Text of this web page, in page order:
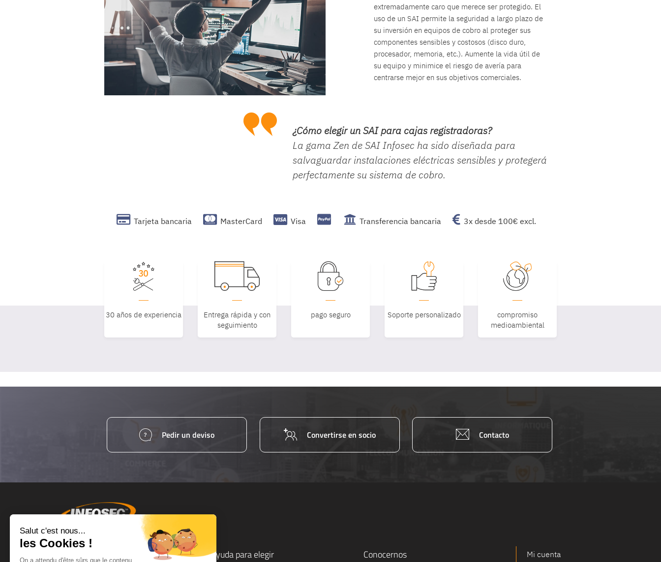
extremadamente caro que merece ser protegido. El
uso de un SAI permite la seguridad a largo plazo de
su inversión en equipos de cobro al proteger sus
componentes sensibles y costosos (disco duro,
procesador, memoria, etc.). Aumente la vida útil de
su equipo y minimice el riesgo de avería para
centrarse mejor en sus objetivos comerciales.
¿Cómo elegir un SAI para cajas registradoras?
La gama Zen de SAI Infosec ha sido diseñada para
salvaguardar instalaciones eléctricas sensibles y protegerá
perfectamente su sistema de cobro.
Tarjeta bancaria MasterCard Visa Transferencia bancaria 3x desde 100€ excl.
30 años de experiencia
Entrega rápida y con
seguimiento
pago seguro Soporte personalizado
compromiso
medioambiental
Pedir un deviso Convertirse en socio Contacto
Productos y servicios Ayuda para elegir Conocernos Mi cuenta